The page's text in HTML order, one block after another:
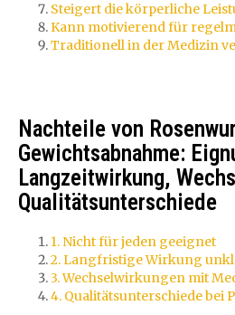
Steigert die körperliche
Kann motivierend für
Traditionell in der Medizin
Nachteile von
Gewichtsabnahme:
Langzeitwirkung,
Qualitätsunterschiede
1. Nicht für jeden geeignet
2. Langfristige Wirkung
3. Wechselwirkungen mit
4. Qualitätsunterschiede bei